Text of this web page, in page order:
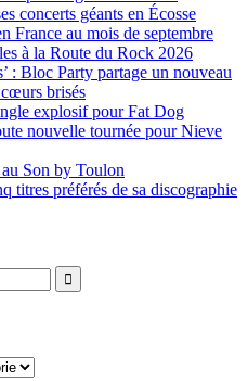
concerts géants en Écosse
France au mois de septembre
à la Route du Rock 2026
: Bloc Party partage un nouveau
brisés
explosif pour Fat Dog
nouvelle tournée pour Nieve
Son by Toulon
titres préférés de sa discographie